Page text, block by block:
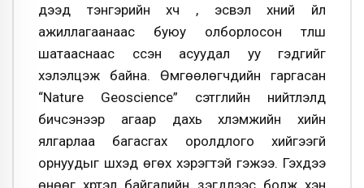
дээд тэнгэрийн хүч үү, эсвэл хүний үйл
ажиллагаанаас буюу олборлосон түлш
шатааснаас үүссэн асуудал уу гэдгийг
хэлэлцэж байна. Өмгөөлөгчдийн гаргасан
“Nature Geoscience” сэтгүүлийн нийтлэлд
бичсэнээр агаар дахь хүлэмжийн хийн
ялгарлаа багасгах оролдлого хийгээгүй
орнуудыг шүүхэд өгөх хэрэгтэй гэжээ. Гэхдээ
өнөөг хүртэл байгалийн үзэгдлээс болж хэн